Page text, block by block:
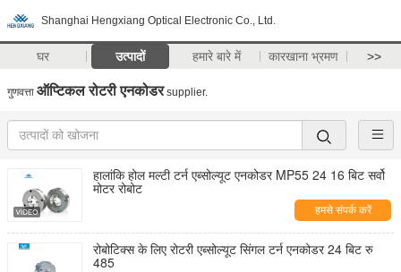
Shanghai Hengxiang Optical Electronic Co., Ltd.
घर उत्पादों हमारे बारे में कारखाना भ्रमण >>
गुणवत्ता ऑप्टिकल रोटरी एनकोडरsupplier.
हालांकि होल मल्टी टर्न एब्सोल्यूट एनकोडर MP55 24 16 बिट सर्वो
मोटर रोबोट
हमसे संपर्क करें
रोबोटिक्स के लिए रोटरी एब्सोल्यूट सिंगल टर्न एनकोडर 24 बिट रु
485